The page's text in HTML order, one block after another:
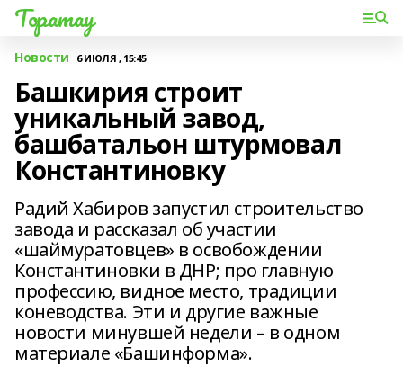
Торатау
Новости 6 ИЮЛЯ , 15:45
Башкирия строит
уникальный завод,
башбатальон штурмовал
Константиновку
Радий Хабиров запустил строительство
завода и рассказал об участии
«шаймуратовцев» в освобождении
Константиновки в ДНР; про главную
профессию, видное место, традиции
коневодства. Эти и другие важные
новости минувшей недели – в одном
материале «Башинформа».